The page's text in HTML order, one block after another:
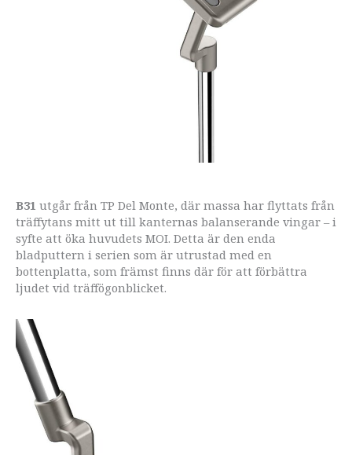
B31 utgår från TP Del Monte, där massa har flyttats från
träffytans mitt ut till kanternas balanserande vingar – i
syfte att öka huvudets MOI. Detta är den enda
bladputtern i serien som är utrustad med en
bottenplatta, som främst finns där för att förbättra
ljudet vid träffögonblicket.